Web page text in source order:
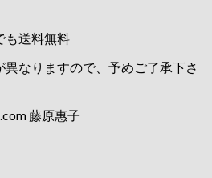
も送料無料
なりますので、予めご了承下さ
藤原惠子